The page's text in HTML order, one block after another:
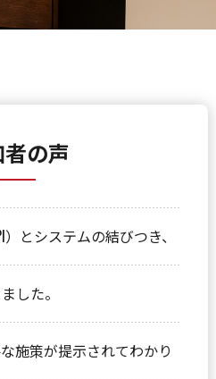
の声
とシステムの結びつき、
した。
施策が提示されてわかり